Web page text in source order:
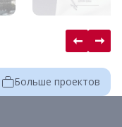
Больше проектов